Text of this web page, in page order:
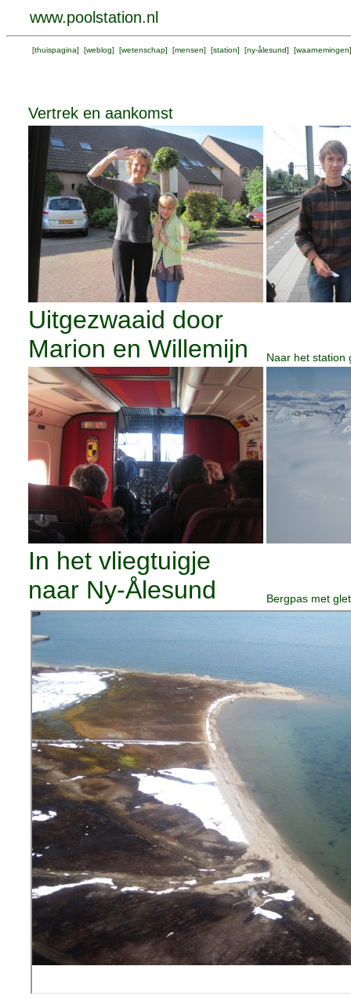
www.poolstation.nl
[thuispagina] [weblog] [wetenschap] [mensen] [station] [ny-ålesund] [waarnemingen
Vertrek en aankomst
Uitgezwaaid door
Marion en Willemijn
Naar het station
In het vliegtuigje
naar Ny-Ålesund
Bergpas met